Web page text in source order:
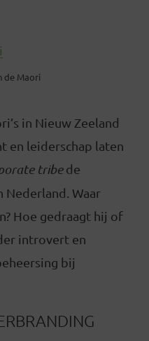
de Maori
in Nieuw Zeeland
en leiderschap laten
tribede
Nederland. Waar
Hoe gedraagt hij of
introvert en
bij